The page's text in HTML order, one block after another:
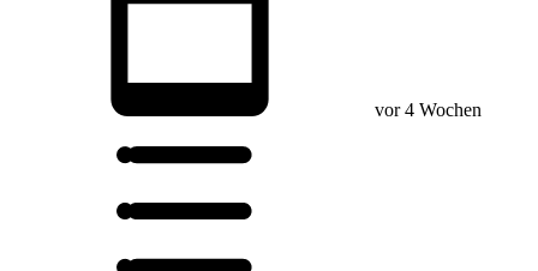
vor 4 Wochen